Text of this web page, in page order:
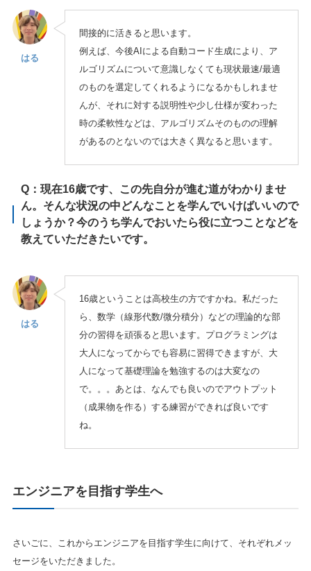
はる
間接的に活きると思います。
例えば、今後AIによる自動コード生成により、ア
ルゴリズムについて意識しなくても現状最速/最適
のものを選定してくれるようになるかもしれませ
んが、それに対する説明性や少し仕様が変わった
時の柔軟性などは、アルゴリズムそのものの理解
があるのとないのでは大きく異なると思います。
Q：現在16歳です、この先自分が進む道がわかりませ
ん。そんな状況の中どんなことを学んでいけばいいので
しょうか？今のうち学んでおいたら役に立つことなどを
教えていただきたいです。
はる
16歳ということは高校生の方ですかね。私だった
ら、数学（線形代数/微分積分）などの理論的な部
分の習得を頑張ると思います。プログラミングは
大人になってからでも容易に習得できますが、大
人になって基礎理論を勉強するのは大変なの
で。。。あとは、なんでも良いのでアウトプット
（成果物を作る）する練習ができれば良いです
ね。
エンジニアを目指す学生へ
さいごに、これからエンジニアを目指す学生に向けて、それぞれメッ
セージをいただきました。